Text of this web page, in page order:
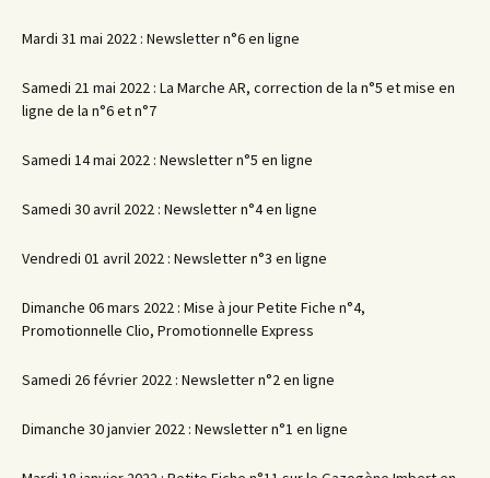
Mardi 31 mai 2022 : Newsletter n°6 en ligne
Samedi 21 mai 2022 : La Marche AR, correction de la n°5 et mise en
ligne de la n°6 et n°7
Samedi 14 mai 2022 : Newsletter n°5 en ligne
Samedi 30 avril 2022 : Newsletter n°4 en ligne
Vendredi 01 avril 2022 : Newsletter n°3 en ligne
Dimanche 06 mars 2022 : Mise à jour Petite Fiche n°4,
Promotionnelle Clio, Promotionnelle Express
Samedi 26 février 2022 : Newsletter n°2 en ligne
Dimanche 30 janvier 2022 : Newsletter n°1 en ligne